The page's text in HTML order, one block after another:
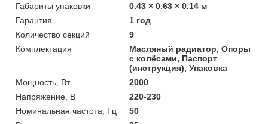
Габариты упаковки
0.43 × 0.63 × 0.14 м
Гарантия
1 год
Количество секций
9
Комплектация
Масляный радиатор, Опоры
с колёсами, Паспорт
(инструкция), Упаковка
Мощность, Вт
2000
Напряжение, В
220-230
Номинальная частота, Гц
50